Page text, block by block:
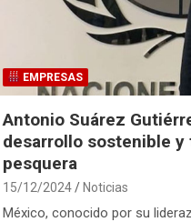
EMPRESAS
Antonio Suárez
desarrollo sostenible
pesquera
15/12/2024 Noticias
México, conocido por su